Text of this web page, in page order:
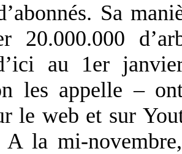
Sa
20.000.000
au 1er
les appelle –
le web et sur
la mi-